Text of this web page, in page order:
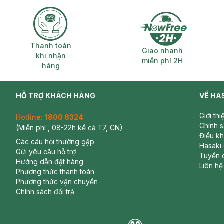
Ưu thế nổi bật của Củ Sạc Nhanh 1C Anker Zolo
Công suất sạc 20W
Với công suất 20W, sản phẩm cung cấp nguồn điện
trợ công nghệ sạc nhanh. Nhờ đó, bạn có thể tiết kiệm
Công nghệ làm mát Ice-Cooled
Thanh toán khi nhận hàng
Thanh toán
khi nhận
hàng
Giao nhanh
Giao nhanh
miễn phí 2H
HỖ TRỢ KHÁCH HÀNG
Hotline: 1800 6324
(Miễn phí , 08-22h kể cả T7, CN)
Các câu hỏi thường gặp
Gửi yêu cầu hỗ trợ
Hướng dẫn đặt hàng
Phương thức thanh toán
Phương thức vận chuyển
Chính sách đổi trả
VỀ
Giới
Chính
Điều
Hasaki
Tuyển
Liên hệ